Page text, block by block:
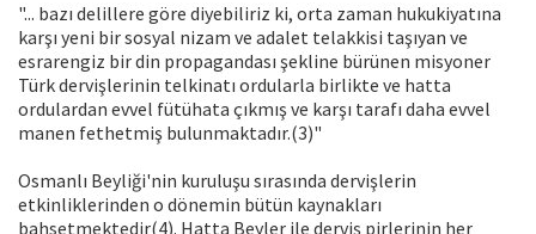
"... bazı delillere göre diyebiliriz ki, orta zaman hukukiyatına
karşı yeni bir sosyal nizam ve adalet telakkisi taşıyan ve
esrarengiz bir din propagandası şekline bürünen misyoner
Türk dervişlerinin telkinatı ordularla birlikte ve hatta
ordulardan evvel fütühata çıkmış ve karşı tarafı daha evvel
manen fethetmiş bulunmaktadır.(3)"
Osmanlı Beyliği'nin kuruluşu sırasında dervişlerin
etkinliklerinden o dönemin bütün kaynakları
bahsetmektedir(4). Hatta Beyler ile derviş pirlerinin her